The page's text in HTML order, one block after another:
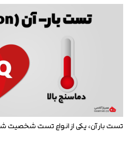
تست بار آن، یکی از انواع تست شخصیت